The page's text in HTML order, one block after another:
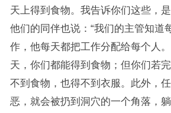
天上得到食物。我告诉你们这些，
他们的同伴也说：“我们的主管知道
作，他每天都把工作分配给每个人
天，你们都能得到食物；但你们若
不到食物，也得不到衣服。此外，
恶，就会被扔到洞穴的一个角落，